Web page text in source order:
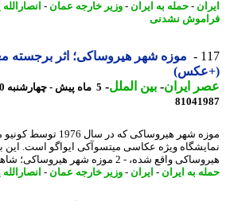
- حمله به ایران - وزیر خارجه عمان-انصارالله یمن
نشدنی
موزه شهر هیروساکی؛ اثر برجسته
ایران- بین الملل-5 ماه پیش - چهارشنبه 20 اسفند 1404، 09:05
موزه شهر هیروساکی که در سال
ویژه عکاسی میتسوآکی ایواگو است. این بنای
واقع شده، - 2 موزه شهر هیروساکی؛ شاهکار ...
به ایران - ایران - وزیر خارجه عمان-انصارالله یمن